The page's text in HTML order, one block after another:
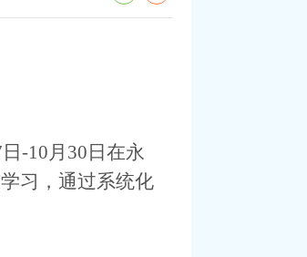
-10月30日 在永
习，通过系统化